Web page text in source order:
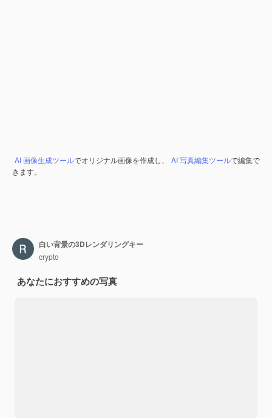
AI 画像生成ツールでオリジナル画像を作成し、 AI 写真編集ツールで編集で
きます。
白い背景の3Dレンダリングキー
crypto
あなたにおすすめの写真